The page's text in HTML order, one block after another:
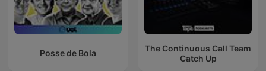
Posse de Bola
The Continuous Call Team
Catch Up